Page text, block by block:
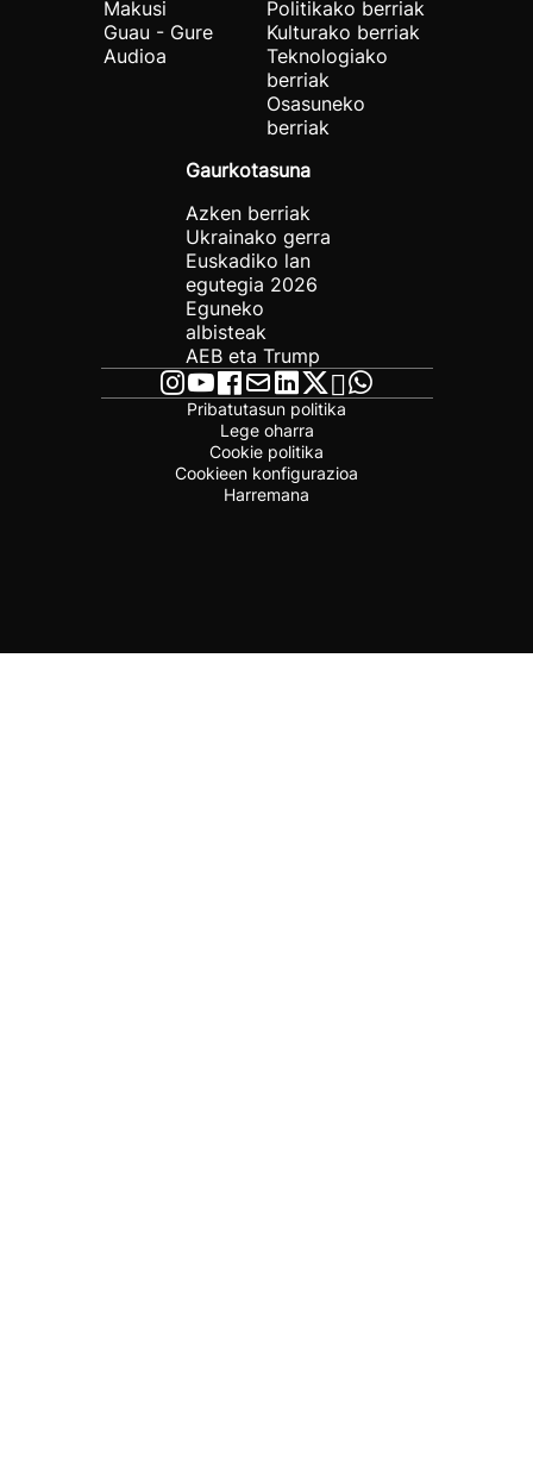
Makusi
Guau - Gure
Audioa
Politikako berriak
Kulturako berriak
Teknologiako
berriak
Osasuneko
berriak
Gaurkotasuna
Azken berriak
Ukrainako gerra
Euskadiko lan
egutegia 2026
Eguneko
albisteak
AEB eta Trump
Pribatutasun politika
Lege oharra
Cookie politika
Cookieen konfigurazioa
Harremana